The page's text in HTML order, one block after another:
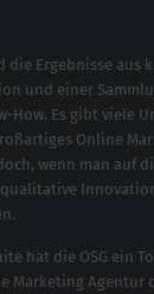
die Ergebnisse aus
und einer
How. Es gibt viele
Online
wenn man auf
hat die OSG ein
Marketing Agentur